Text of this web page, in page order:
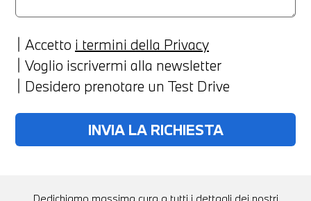
Accetto i termini della Privacy
Voglio iscrivermi alla newsletter
Desidero prenotare un Test Drive
Dedichiamo massima cura a tutti i dettagli dei nostri